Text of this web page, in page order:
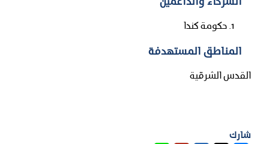
حكومة كندا
المناطق المستهدفة
القدس الشرقية
شارك